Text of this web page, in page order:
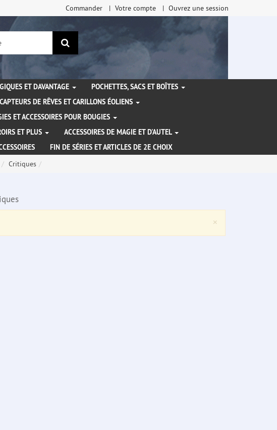
Commander Votre compte Ouvrez une session
Rechercher
ET DAVANTAGE
POCHETTES, SACS ET BOÎTES
CAPTEURS DE RÊVES ET CARILLONS ÉOLIENS
ET ACCESSOIRES POUR BOUGIES
ET PLUS
ACCESSOIRES DE MAGIE ET D'AUTEL
FIN DE SÉRIES ET ARTICLES DE 2E CHOIX
Critiques
×